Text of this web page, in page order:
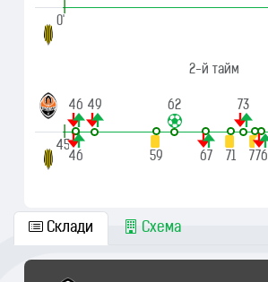
|
0'
2-й тайм
46 49 62 73
|
45'
46
59 67 71 7576
Склади Схема